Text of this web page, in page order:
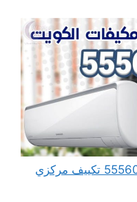
فني تكييف وتبريد الرميثية 55560390 تكييف مركزي